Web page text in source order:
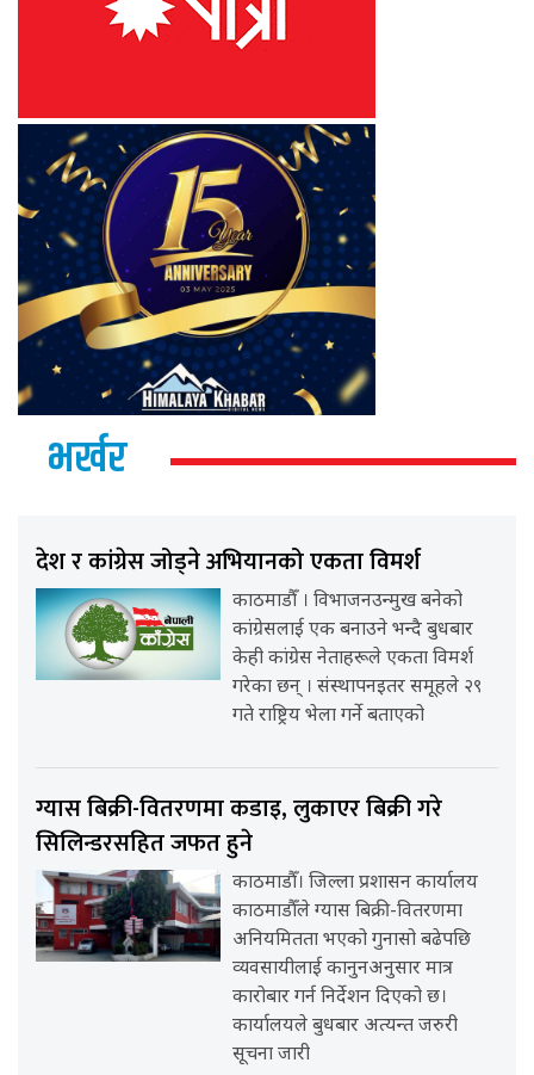
भर्खर
देश र कांग्रेस जोड्ने अभियानको एकता विमर्श
काठमाडौँ । विभाजनउन्मुख बनेको
कांग्रेसलाई एक बनाउने भन्दै बुधबार
केही कांग्रेस नेताहरूले एकता विमर्श
गरेका छन् । संस्थापनइतर समूहले २९
गते राष्ट्रिय भेला गर्ने बताएको
ग्यास बिक्री-वितरणमा कडाइ, लुकाएर बिक्री गरे
सिलिन्डरसहित जफत हुने
काठमाडौँ। जिल्ला प्रशासन कार्यालय
काठमाडौँले ग्यास बिक्री-वितरणमा
अनियमितता भएको गुनासो बढेपछि
व्यवसायीलाई कानुनअनुसार मात्र
कारोबार गर्न निर्देशन दिएको छ।
कार्यालयले बुधबार अत्यन्त जरुरी
सूचना जारी